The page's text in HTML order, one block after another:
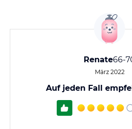
Renate66-
März 2022
Auf jeden Fall